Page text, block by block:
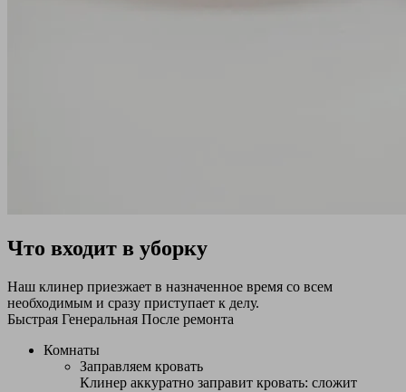
Что входит в уборку
Наш клинер приезжает в назначенное время со всем
необходимым и сразу приступает к делу.
Быстрая Генеральная После ремонта
Комнаты
Заправляем кровать
Клинер аккуратно заправит кровать: сложит